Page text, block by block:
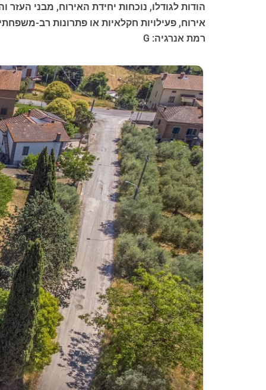
הודות לגודלו, נוכחות יחידת האירוח, מבני
אירוח, פעילויות חקלאיות או פתרונות רב-
רמת אנרגיה: G